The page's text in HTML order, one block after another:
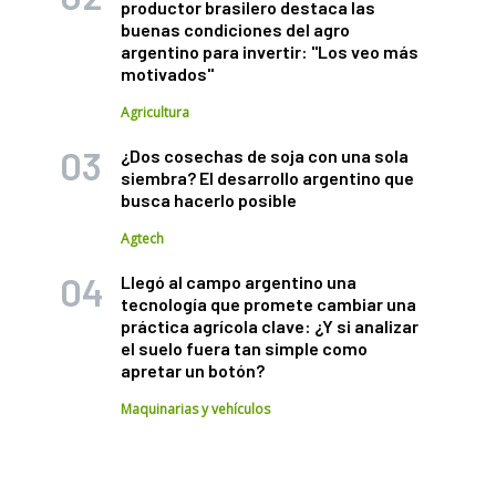
productor brasilero destaca las
buenas condiciones del agro
argentino para invertir: "Los veo más
motivados"
Agricultura
¿Dos cosechas de soja con una sola
siembra? El desarrollo argentino que
busca hacerlo posible
Agtech
Llegó al campo argentino una
tecnología que promete cambiar una
práctica agrícola clave: ¿Y si analizar
el suelo fuera tan simple como
apretar un botón?
Maquinarias y vehículos